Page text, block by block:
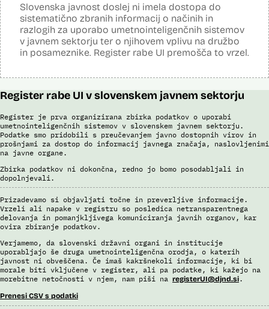
Slovenska javnost doslej ni imela dostopa do
sistematično zbranih informacij o načinih in
razlogih za uporabo umetnointeligenčnih sistemov
v javnem sektorju ter o njihovem vplivu na družbo
in posameznike. Register rabe UI premošča to vrzel.
Register rabe UI v slovenskem javnem sektorju
Register je prva organizirana zbirka podatkov o uporabi
umetnointeligenčnih sistemov v slovenskem javnem sektorju.
Podatke smo pridobili s preučevanjem javno dostopnih virov in
prošnjami za dostop do informacij javnega značaja, naslovljenimi
na javne organe.
Zbirka podatkov ni dokončna, redno jo bomo posodabljali in
dopolnjevali.
Prizadevamo si objavljati točne in preverljive informacije.
Vrzeli ali napake v registru so posledica netransparentnega
delovanja in pomanjkljivega komuniciranja javnih organov, kar
ovira zbiranje podatkov.
Verjamemo, da slovenski državni organi in institucije
uporabljajo še druga umetnointeligenčna orodja, o katerih
javnost ni obveščena. Če imaš kakršnekoli informacije, ki bi
morale biti vključene v register, ali pa podatke, ki kažejo na
morebitne netočnosti v njem, nam piši na registerUI@djnd.si.
Prenesi CSV s podatki